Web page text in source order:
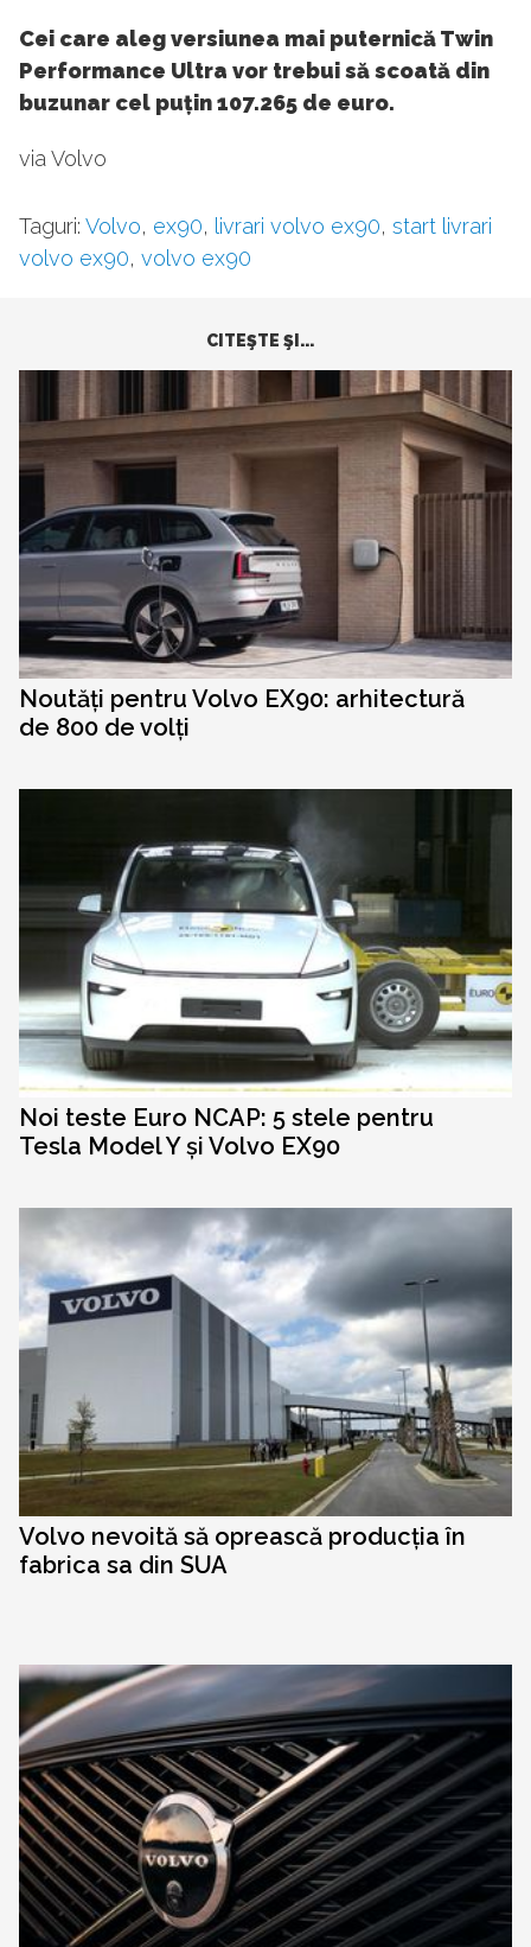
Cei care aleg versiunea mai puternică Twin
Performance Ultra vor trebui să scoată din
buzunar cel puțin 107.265 de euro.
via Volvo
Taguri: Volvo, ex90, livrari volvo ex90, start livrari
volvo ex90, volvo ex90
CITEŞTE ŞI...
Noutăți pentru Volvo EX90: arhitectură
de 800 de volți
Noi teste Euro NCAP: 5 stele pentru
Tesla Model Y și Volvo EX90
Volvo nevoită să oprească producția în
fabrica sa din SUA